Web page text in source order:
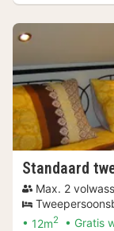
Standaard
Max. 2
12m2 Gratis